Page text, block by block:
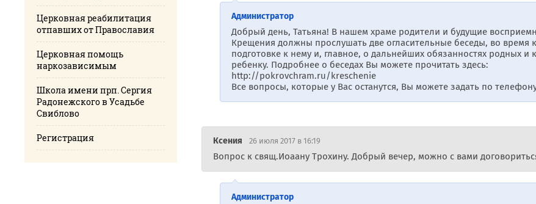
Церковная реабилитация
отпавших от Православия
Церковная помощь
наркозависимым
Школа имени прп. Сергия
Радонежского в Усадьбе
Свиблово
Регистрация
Администратор
Добрый день, Татьяна! В нашем храме родители и будущие
Крещения должны прослушать две огласительные беседы, во время
подготовке к нему и, главное, о дальнейших обязанностях родных
ребенку. Подробнее о беседах Вы можете прочитать здесь:
http://pokrovchram.ru/kreschenie
Все вопросы, которые у Вас останутся, Вы можете задать по
Ксения 26 июля 2017 в 16:19
Вопрос к свящ.Иоаану Трохину. Добрый вечер, можно с вами
Администратор